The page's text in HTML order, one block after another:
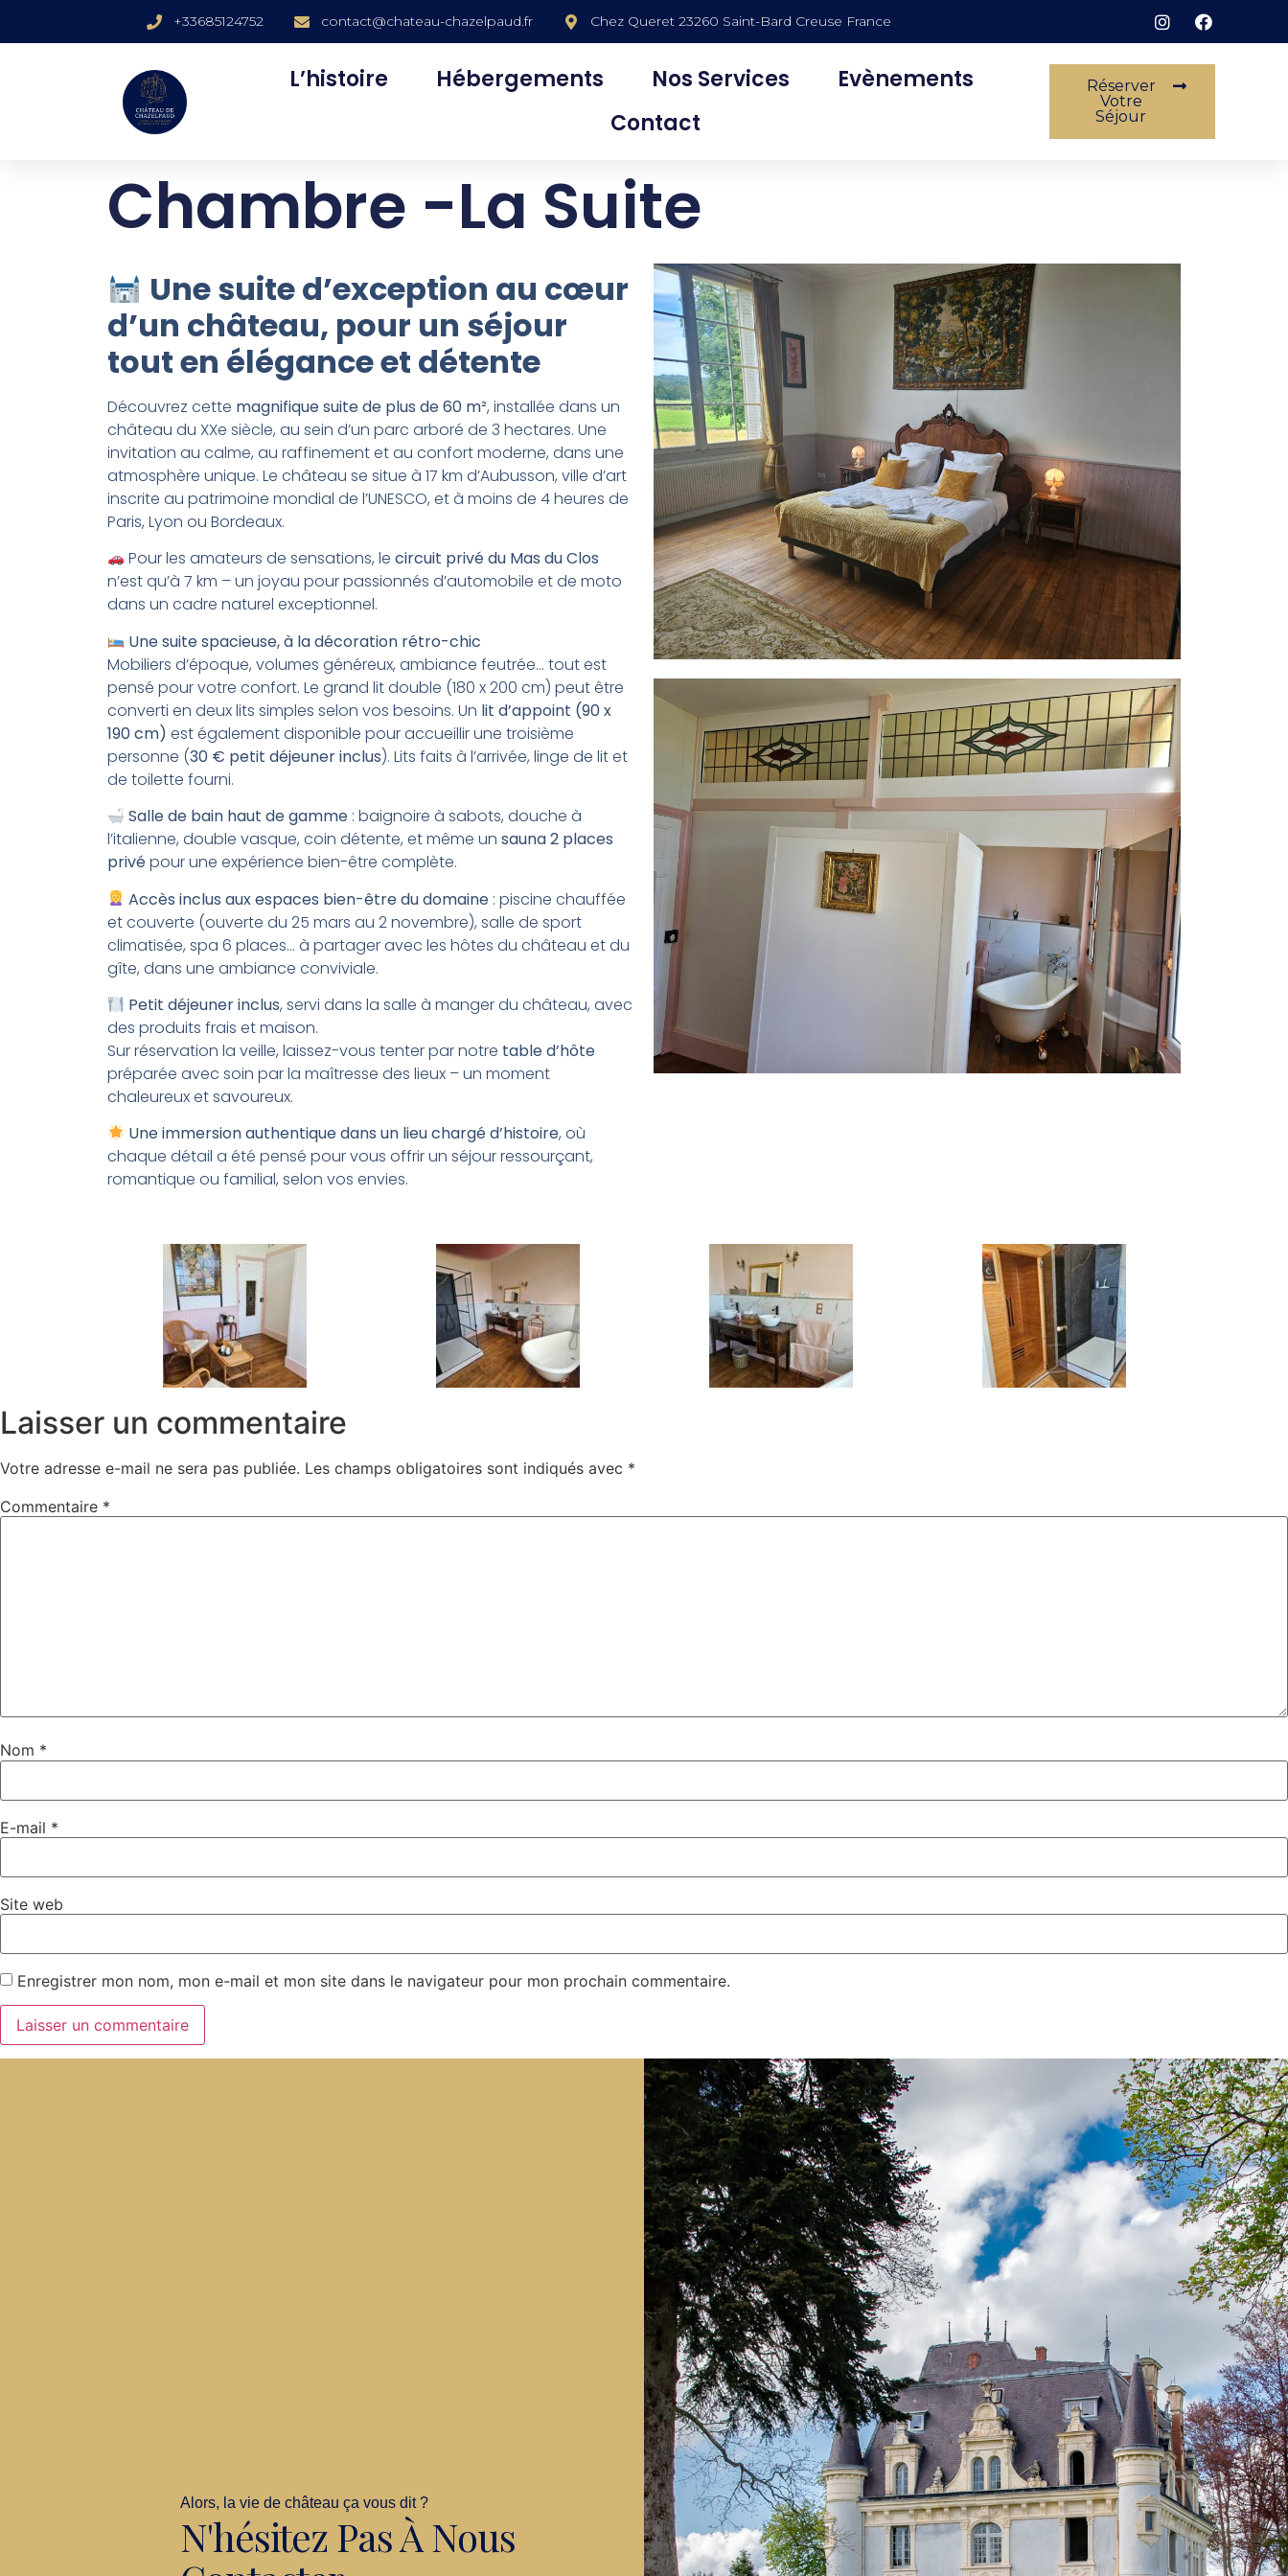
+33685124752 contact@chateau-chazelpaud.fr Chez Queret 23260 Saint-Bard Creuse France
L’histoire Hébergements Nos Services
Evènements
Contact
Réserver
Votre
Séjour
Chambre -La Suite
Une suite d’exception au cœur
d’un château, pour un séjour
tout en élégance et détente
Découvrez cette magnifique suite de plus de 60 m², installée dans un
château du XXe siècle, au sein d’un parc arboré de 3 hectares. Une
invitation au calme, au raffinement et au confort moderne, dans une
atmosphère unique. Le château se situe à 17 km d’Aubusson, ville d’art
inscrite au patrimoine mondial de l’UNESCO, et à moins de 4 heures de
Paris, Lyon ou Bordeaux.
Pour les amateurs de sensations, lecircuit privé du Mas du Clos
n’est qu’à 7 km – un joyau pour passionnés d’automobile et de moto
dans un cadre naturel exceptionnel.
Une suite spacieuse, à la décoration rétro-chic
Mobiliers d’époque, volumes généreux, ambiance feutrée… tout est
pensé pour votre confort. Le grand lit double (180 x 200 cm) peut être
converti en deux lits simples selon vos besoins. Un lit d’appoint (90 x
190 cm) est également disponible pour accueillir une troisième
personne (30 € petit déjeuner inclus). Lits faits à l’arrivée, linge de lit et
de toilette fourni.
Salle de bain haut de gamme : baignoire à sabots, douche à
l’italienne, double vasque, coin détente, et même un sauna 2 places
privépour une expérience bien-être complète.
Accès inclus aux espaces bien-être du domaine : piscine chauffée
et couverte (ouverte du 25 mars au 2 novembre), salle de sport
climatisée, spa 6 places… à partager avec les hôtes du château et du
gîte, dans une ambiance conviviale.
Petit déjeuner inclus, servi dans la salle à manger du château, avec
des produits frais et maison.
Sur réservation la veille, laissez-vous tenter par notre table d’hôte
préparée avec soin par la maîtresse des lieux – un moment
chaleureux et savoureux.
Une immersion authentique dans un lieu chargé d’histoire, où
chaque détail a été pensé pour vous offrir un séjour ressourçant,
romantique ou familial, selon vos envies.
Laisser un commentaire
Votre adresse e-mail ne sera pas publiée. Les champs obligatoires sont indiqués avec *
Commentaire *
Nom *
E-mail *
Site web
Enregistrer mon nom, mon e-mail et mon site dans le navigateur pour mon prochain commentaire.
Alors, la vie de château ça vous dit ?
N'hésitez Pas À Nous